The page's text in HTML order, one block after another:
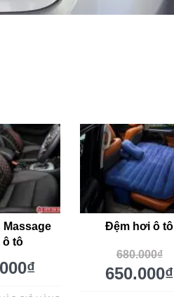
ô tô
₫
Đệm hơi ô tô
680.000₫
650.000₫